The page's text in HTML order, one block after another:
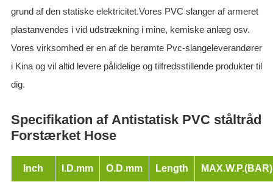
grund af den statiske elektricitet.Vores PVC slanger af armeret
plastanvendes i vid udstrækning i mine, kemiske anlæg osv.
Vores virksomhed er en af de berømte Pvc-slangeleverandører
i Kina og vil altid levere pålidelige og tilfredsstillende produkter til
dig.
Specifikation af Antistatisk PVC ståltråd
Forstærket Hose
Inch I.D.mm O.D.mm Length MAX.W.P.(BAR)